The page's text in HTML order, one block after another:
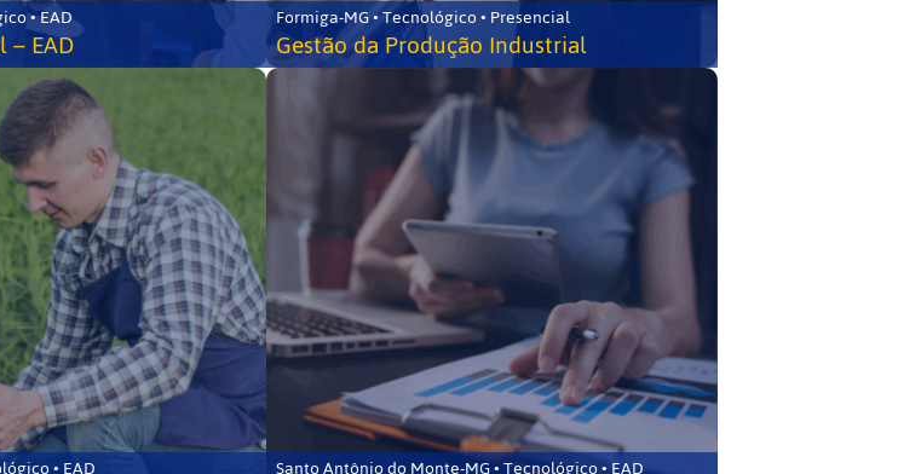
• EAD
EAD
Formiga-MG • Tecnológico • Presencial
Gestão da Produção Industrial